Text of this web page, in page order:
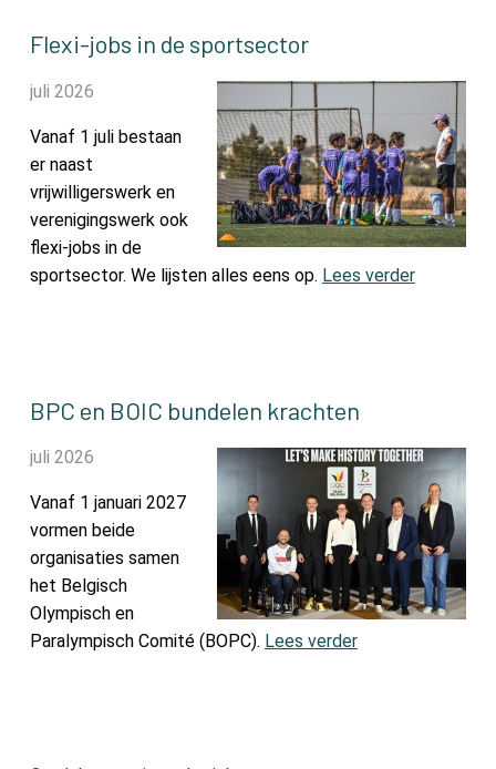
Flexi-jobs in de sportsector
juli 2026
Vanaf 1 juli bestaan
er naast
vrijwilligerswerk en
verenigingswerk ook
flexi-jobs in de
sportsector. We lijsten alles eens op. Lees verder
BPC en BOIC bundelen krachten
juli 2026
Vanaf 1 januari 2027
vormen beide
organisaties samen
het Belgisch
Olympisch en
Paralympisch Comité (BOPC). Lees verder